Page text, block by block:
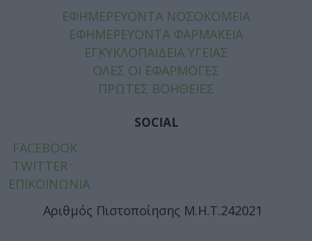
ΕΦΗΜΕΡΕΥΟΝΤΑ ΝΟΣΟΚΟΜΕΙΑ
ΕΦΗΜΕΡΕΥΟΝΤΑ ΦΑΡΜΑΚΕΙΑ
ΕΓΚΥΚΛΟΠΑΙΔΕΙΑ ΥΓΕΙΑΣ
ΟΛΕΣ ΟΙ ΕΦΑΡΜΟΓΕΣ
ΠΡΩΤΕΣ ΒΟΗΘΕΙΕΣ
SOCIAL
FACEBOOK
TWITTER
ΕΠΙΚΟΙΝΩΝΙΑ
Αριθμός Πιστοποίησης Μ.Η.Τ.242021